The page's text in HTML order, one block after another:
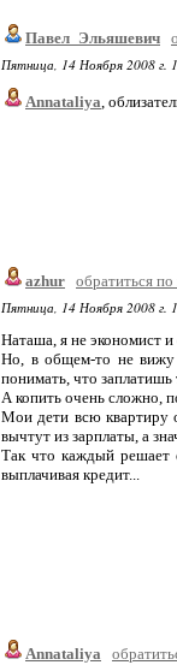
Павел_Эльяшевич
Пятница, 14 Ноября 2008 г.
Annataliya,
azhur обратиться
Пятница, 14 Ноября 2008 г.
Наташа, я не экономист
Но, в общем-то не вижу
понимать, что
А копить очень сложно,
Мои дети всю квартиру
вычтут из зарплаты, а
Так что каждый решает
выплачивая кредит...
Annataliya